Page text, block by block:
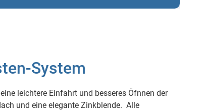
System
leichtere Einfahrt und besseres Öfnnen der
und eine elegante Zinkblende. Alle